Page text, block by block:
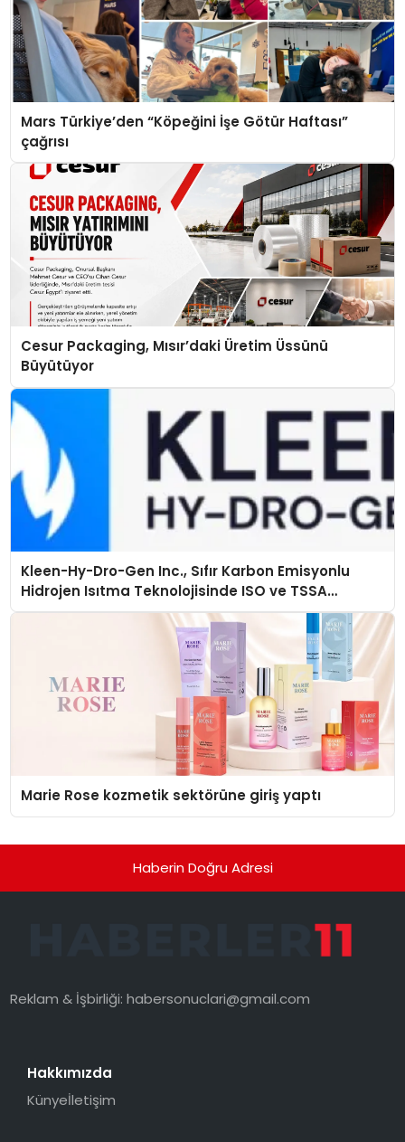
Mars Türkiye’den “Köpeğini İşe Götür Haftası”
çağrısı
Cesur Packaging, Mısır’daki Üretim Üssünü
Büyütüyor
Kleen-Hy-Dro-Gen Inc., Sıfır Karbon Emisyonlu
Hidrojen Isıtma Teknolojisinde ISO ve TSSA
Düzenleyici Onaylarını Aldı
Marie Rose kozmetik sektörüne giriş yaptı
Haberin Doğru Adresi
Reklam & İşbirliği:habersonuclari@gmail.com
Hakkımızda
Künyeİletişim